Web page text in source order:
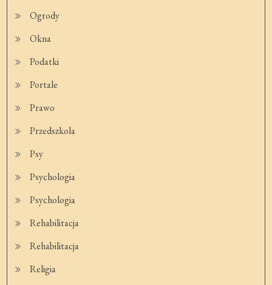
Ogrody
Okna
Podatki
Portale
Prawo
Przedszkola
Psy
Psychologia
Psychologia
Rehabilitacja
Rehabilitacja
Religia